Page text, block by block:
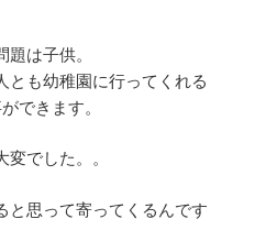
は子供。
とも幼稚園に行ってくれる
できます。
でした。。
と思って寄ってくるんです